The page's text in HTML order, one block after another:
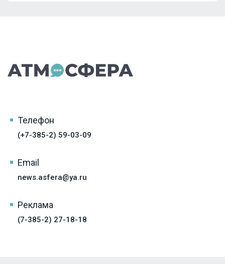
Телефон
(+7-385-2) 59-03-09
Email
news.asfera@ya.ru
Реклама
(7-385-2) 27-18-18